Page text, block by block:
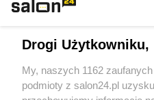
Sport
Społeczeństwo
Drogi Użytkowniku,
My, naszych 1162
podmioty z salon24.pl